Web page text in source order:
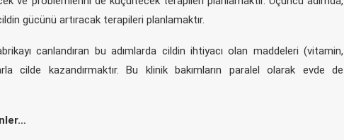
gücünü artıracak terapileri planlamaktır.
canlandıran bu adımlarda cildin ihtiyacı olan maddeleri (vitamin,
cilde kazandırmaktır. Bu klinik bakımların paralel olarak evde de